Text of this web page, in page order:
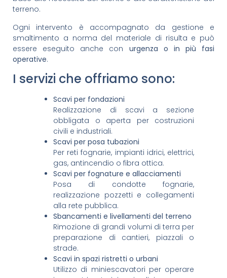
terreno.
Ogni intervento è accompagnato da gestione e
smaltimento a norma del materiale di risulta e può
essere eseguito anche con urgenza o in più fasi
operative.
I servizi che offriamo sono:
Scavi per fondazioni
Realizzazione di scavi a sezione
obbligata o aperta per costruzioni
civili e industriali.
Scavi per posa tubazioni
Per reti fognarie, impianti idrici, elettrici,
gas, antincendio o fibra ottica.
Scavi per fognature e allacciamenti
Posa di condotte fognarie,
realizzazione pozzetti e collegamenti
alla rete pubblica.
Sbancamenti e livellamenti del terreno
Rimozione di grandi volumi di terra per
preparazione di cantieri, piazzali o
strade.
Scavi in spazi ristretti o urbani
Utilizzo di miniescavatori per operare